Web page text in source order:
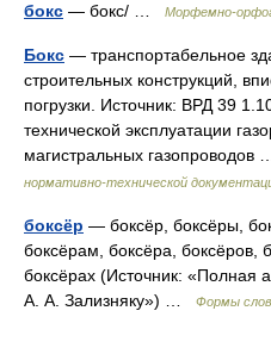
бокс — бокс/ … Морфемно-
Бокс — транспортабельное
строительных конструкций,
погрузки. Источник: ВРД 39
технической эксплуатации
магистральных газопроводов
нормативно-технической
боксёр — боксёр, боксёры,
боксёрам, боксёра, боксёров,
боксёрах (Источник: «Полная
А. А. Зализняку») …
Формы слов